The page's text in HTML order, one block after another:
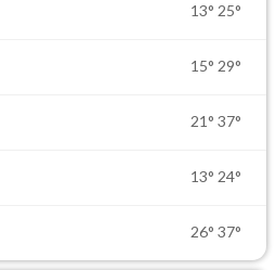
13° 25°
15° 29°
21° 37°
13° 24°
26° 37°